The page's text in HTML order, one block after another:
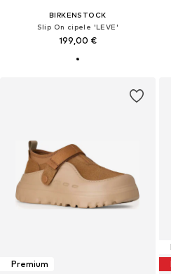
BIRKENSTOCK
Slip On cipele 'LEVE'
199,00 €
Premium